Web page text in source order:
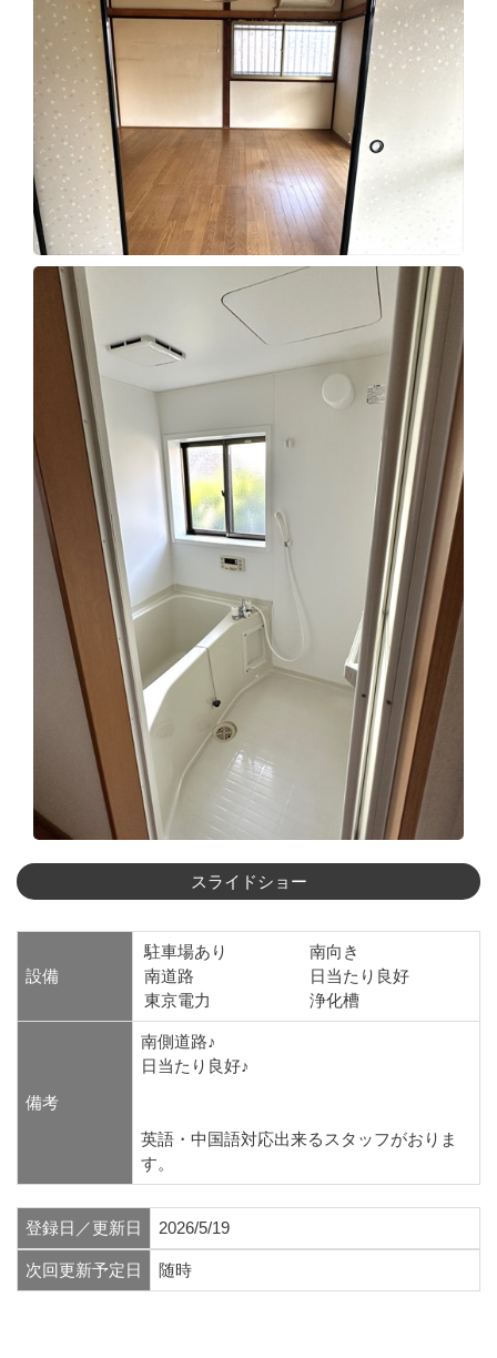
設備
駐車場あり
南向き
南道路
日当たり良好
東京電力
浄化槽
備考
南側道路♪
日当たり良好♪
英語・中国語対応出来るスタッフがおりま
す。
登録日／更新日 2026/5/19
次回更新予定日 随時